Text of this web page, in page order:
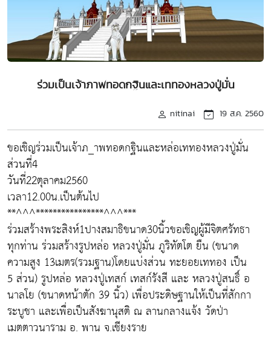
ร่วมเป็นเจ้าภาพทอดกฐินและเททองหลวงปู่มั่น
nitinai 19 ส.ค. 2560
ขอเชิญร่วมเป็นเจ้าภ_าพทอดกฐินและหล่อเททองหลวงปู่มั่น
ส่วนที่4
วันที่22ตุลาคม2560
เวลา12.00น.เป็นต้นไป
**^^^****************^^^***
ร่วมสร้างพระสิงห์1ปางสมาธิขนาด30นิ้วขอเชิญผู้มีจิตศรัทธา
ทุกท่าน ร่วมสร้างรูปหล่อ หลวงปู่มั่น ภูริทัตโต ยืน (ขนาด
ความสูง 13เมตร(รวมฐาน)โดยแบ่งส่วน ทะยอยเททอง เป็น
5 ส่วน) รูปหล่อ หลวงปู่เทสก์ เทสก์รังสี และ หลวงปู่สนธิ์ อ
นาลโย (ขนาดหน้าตัก 39 นิ้ว) เพื่อประดิษฐานให้เป็นที่สักกา
ระบูชา และเพื่อเป็นสังฆานุสติ ณ ลานกลางแจ้ง วัดป่า
เมตตาวนาราม อ. พาน จ.เชียงราย